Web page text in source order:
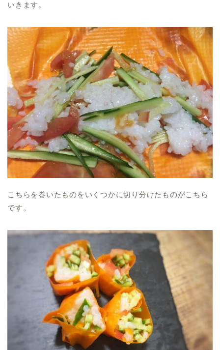
いきます。
こちらを巻いたものをいくつかに切り分けたものがこちら
です。